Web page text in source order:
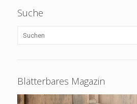
Suche
Blätterbares Magazin